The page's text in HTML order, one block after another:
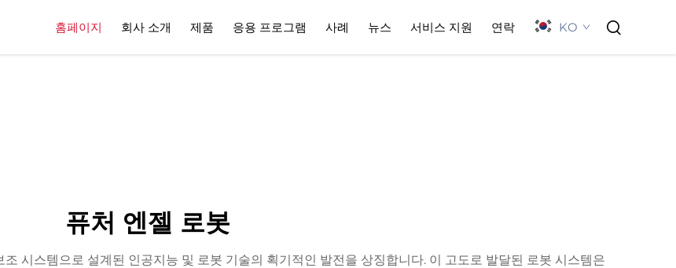
홈페이지 회사 소개 제품 응용 프로그램 사례 뉴스 서비스 지원 연락 KO
퓨처 엔젤 로봇
시스템으로 설계된 인공지능 및 로봇 기술의 획기적인 발전을 상징합니다. 이 고도로 발달된 로봇 시스템은